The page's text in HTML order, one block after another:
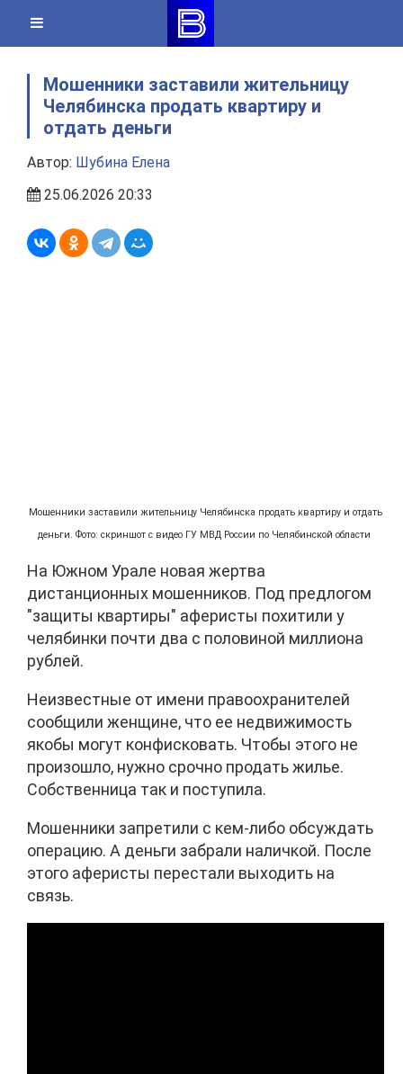
content
Мошенники заставили жительницу
Челябинска продать квартиру и
отдать деньги
Автор: Шубина Елена
25.06.2026 20:33
Мошенники заставили жительницу Челябинска продать квартиру и отдать
деньги. Фото: скриншот с видео ГУ МВД России по Челябинской области
На Южном Урале новая жертва
дистанционных мошенников. Под предлогом
"защиты квартиры" аферисты похитили у
челябинки почти два с половиной миллиона
рублей.
Неизвестные от имени правоохранителей
сообщили женщине, что ее недвижимость
якобы могут конфисковать. Чтобы этого не
произошло, нужно срочно продать жилье.
Собственница так и поступила.
Мошенники запретили с кем-либо обсуждать
операцию. А деньги забрали наличкой. После
этого аферисты перестали выходить на
связь.